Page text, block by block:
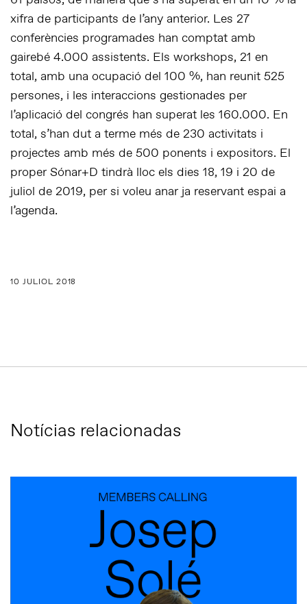
xifra de participants de l’any anterior. Les 27
conferències programades han comptat amb
gairebé 4.000 assistents. Els workshops, 21 en
total, amb una ocupació del 100 %, han reunit 525
persones, i les interaccions gestionades per
l’aplicació del congrés han superat les 160.000. En
total, s’han dut a terme més de 230 activitats i
projectes amb més de 500 ponents i expositors. El
proper Sónar+D tindrà lloc els dies 18, 19 i 20 de
juliol de 2019, per si voleu anar ja reservant espai a
l’agenda.
10 JULIOL 2018
Notícias relacionadas